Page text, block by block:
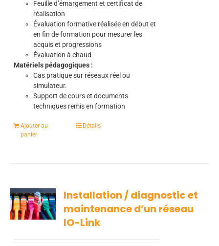
Feuille d’émargement et certificat de
réalisation
Évaluation formative réalisée en début et
en fin de formation pour mesurer les
acquis et progressions
Évaluation à chaud
Matériels pédagogiques :
Cas pratique sur réseaux réel ou
simulateur.
Support de cours et documents
techniques remis en formation
Ajouter au
panier
Détails
Installation / diagnostic et
maintenance d’un réseau
IO-Link